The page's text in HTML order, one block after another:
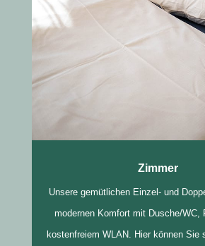
Zimmer
Unsere gemütlichen Einzel- und
modernen Komfort mit Dusche/WC,
kostenfreiem WLAN. Hier können Sie